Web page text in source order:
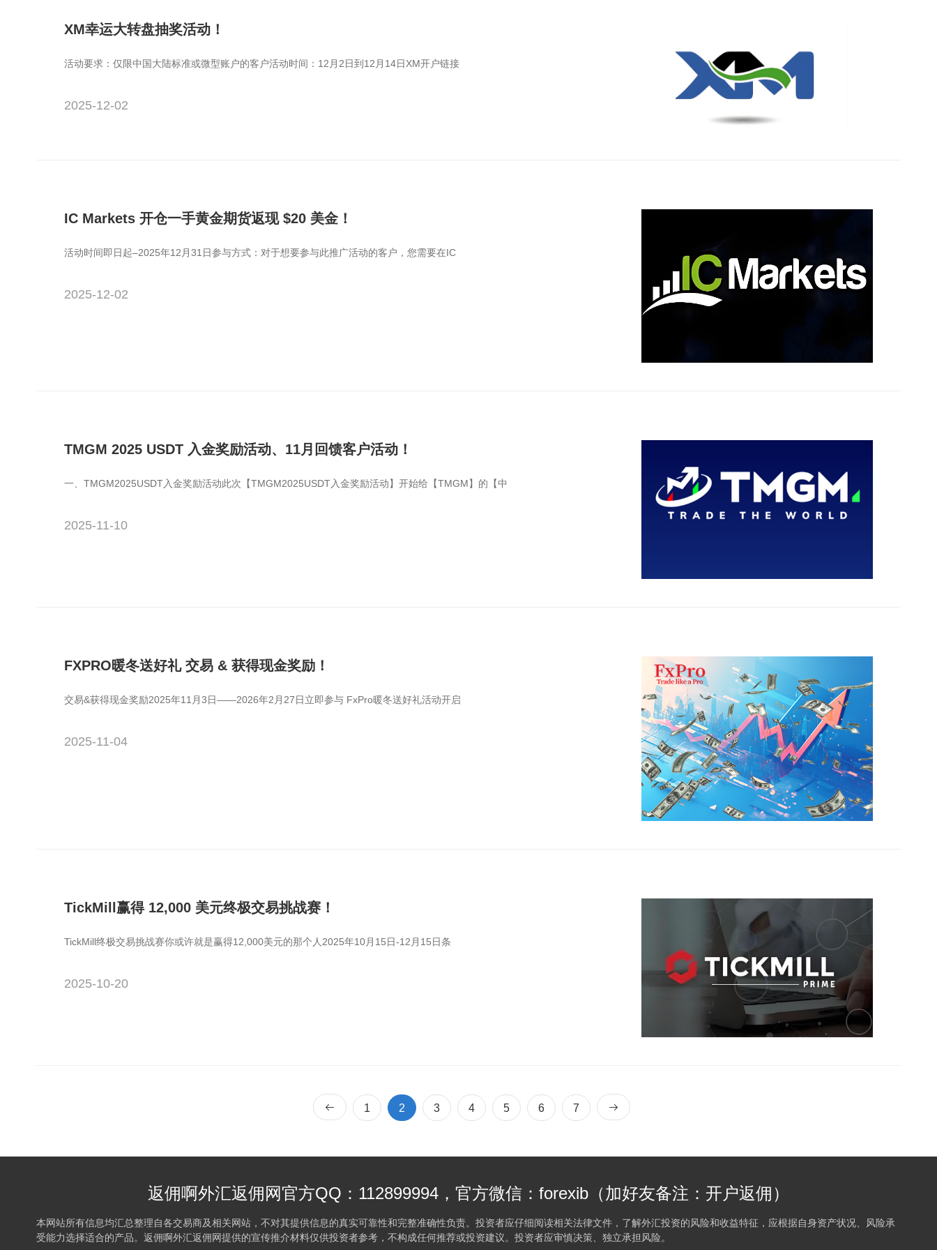
XM幸运大转盘抽奖活动！
活动要求：仅限中国大陆标准或微型账户的客户活动时间：12月2日到12月14日XM开户链接
2025-12-02
IC Markets 开仓一手黄金期货返现 $20 美金！
活动时间即日起–2025年12月31日参与方式：对于想要参与此推广活动的客户，您需要在IC
2025-12-02
TMGM 2025 USDT 入金奖励活动、11月回馈客户活动！
一、TMGM2025USDT入金奖励活动此次【TMGM2025USDT入金奖励活动】开始给【TMGM】的【中
2025-11-10
FXPRO暖冬送好礼 交易 & 获得现金奖励！
交易&获得现金奖励2025年11月3日——2026年2月27日立即参与 FxPro暖冬送好礼活动开启
2025-11-04
TickMill赢得 12,000 美元终极交易挑战赛！
TickMill终极交易挑战赛你或许就是赢得12,000美元的那个人2025年10月15日-12月15日条
2025-10-20
1 2 3 4 5 6 7
返佣啊外汇返佣网官方QQ：112899994，官方微信：forexib（加好友备注：开户返佣）
本网站所有信息均汇总整理自各交易商及相关网站，不对其提供信息的真实可靠性和完整准确性负责。投资者应仔细阅读相关法律文件，了解外汇投资的风险和收益特征，应根据自身资产状况、风险承
受能力选择适合的产品。返佣啊外汇返佣网提供的宣传推介材料仅供投资者参考，不构成任何推荐或投资建议。投资者应审慎决策、独立承担风险。